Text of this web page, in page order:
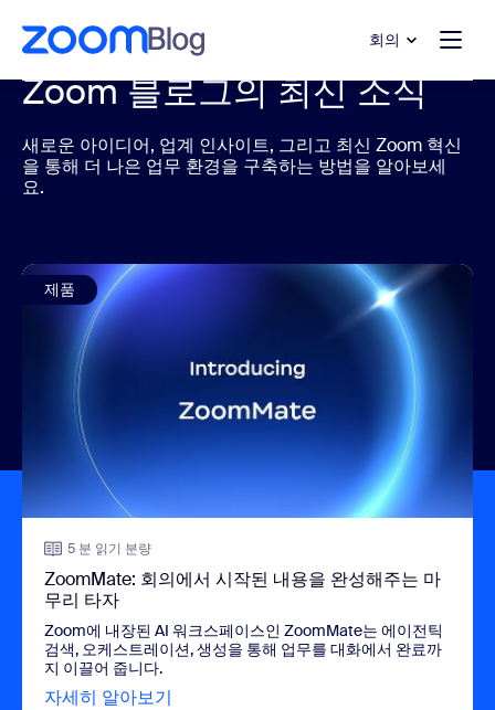
으로 건너뛰기
팅으로 건너뛰기 회의
Zoom 블로그의 최신 소식
새로운 아이디어, 업계 인사이트, 그리고 최신 Zoom 혁신
을 통해 더 나은 업무 환경을 구축하는 방법을 알아보세
요.
제품
5 분 읽기 분량
ZoomMate: 회의에서 시작된 내용을 완성해주는 마
무리 타자
Zoom에 내장된 AI 워크스페이스인 ZoomMate는 에이전틱
검색, 오케스트레이션, 생성을 통해 업무를 대화에서 완료까
지 이끌어 줍니다.
자세히 알아보기